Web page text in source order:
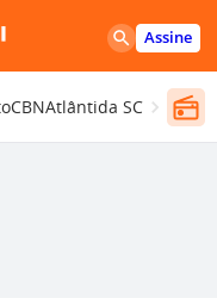
Assine
CBNAtlântida SC